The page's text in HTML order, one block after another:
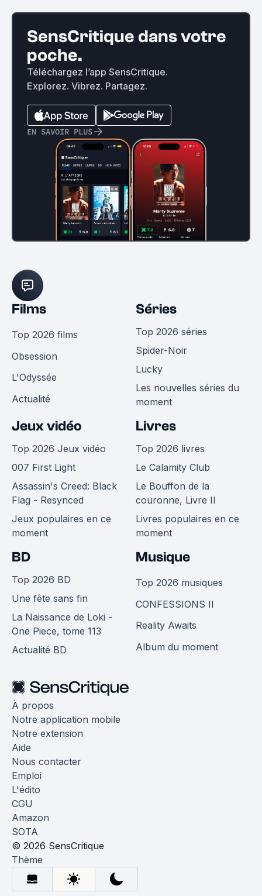
SensCritique dans votre
poche.
Téléchargez l’app SensCritique.
Explorez. Vibrez. Partagez.
EN SAVOIR PLUS
Films
Top 2026 films
Obsession
L'Odyssée
Actualité
Séries
Top 2026 séries
Spider-Noir
Lucky
Les nouvelles séries du
moment
Jeux vidéo
Top 2026 Jeux vidéo
007 First Light
Assassin's Creed: Black
Flag - Resynced
Jeux populaires en ce
moment
Livres
Top 2026 livres
Le Calamity Club
Le Bouffon de la
couronne, Livre II
Livres populaires en ce
moment
BD
Top 2026 BD
Une fête sans fin
La Naissance de Loki -
One Piece, tome 113
Actualité BD
Musique
Top 2026 musiques
CONFESSIONS II
Reality Awaits
Album du moment
À propos
Notre application mobile
Notre extension
Aide
Nous contacter
Emploi
L'édito
CGU
Amazon
SOTA
© 2026 SensCritique
Thème